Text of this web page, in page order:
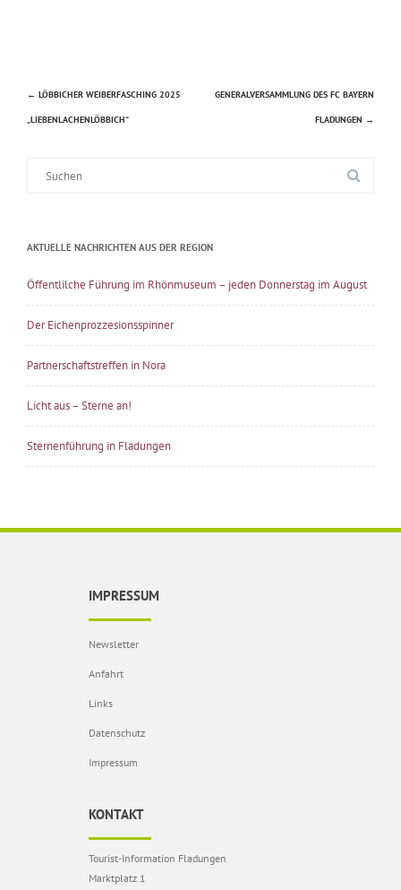
Beitragsnavigation
← LÖBBICHER WEIBERFASCHING 2025
„LIEBENLACHENLÖBBICH“
GENERALVERSAMMLUNG DES FC BAYERN
FLADUNGEN →
AKTUELLE NACHRICHTEN AUS DER REGION
Öffentlilche Führung im Rhönmuseum – jeden Donnerstag im August
Der Eichenprozzesionsspinner
Partnerschaftstreffen in Nora
Licht aus – Sterne an!
Sternenführung in Fladungen
IMPRESSUM
Newsletter
Anfahrt
Links
Datenschutz
Impressum
KONTAKT
Tourist-Information Fladungen
Marktplatz 1